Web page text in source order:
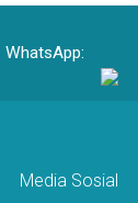
WhatsApp:
Media Sosial